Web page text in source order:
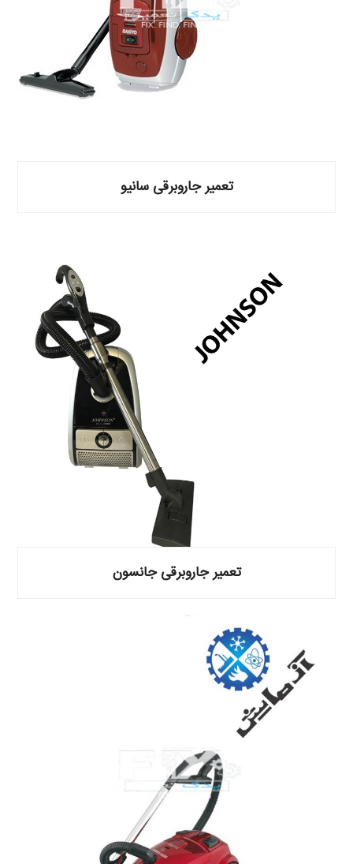
تعمیر جاروبرقی سانیو
تعمیر جاروبرقی جانسون